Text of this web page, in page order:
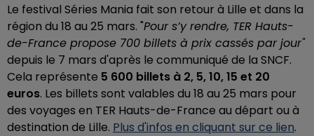
Le festival Séries Mania fait son retour à Lille et dans la
région du 18 au 25 mars. "Pour s’y rendre, TER Hauts-
de-France propose 700 billets à prix cassés par jour"
depuis le 7 mars d'après le communiqué de la SNCF.
Cela représente 5 600 billets à 2, 5, 10, 15 et 20
euros. Les billets sont valables du 18 au 25 mars pour
des voyages en TER Hauts-de-France au départ ou à
destination de Lille. Plus d'infos en cliquant sur ce lien.